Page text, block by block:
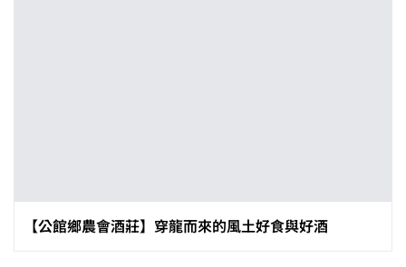
【公館鄉農會酒莊】穿龍而來的風土好食與好酒